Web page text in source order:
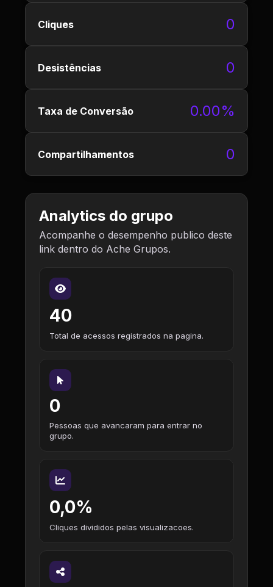
Cliques 0
Desistências 0
Taxa de Conversão 0.00%
Compartilhamentos 0
Analytics do grupo
Acompanhe o desempenho publico deste
link dentro do Ache Grupos.
40
Total de acessos registrados na pagina.
0
Pessoas que avancaram para entrar no
grupo.
0,0%
Cliques divididos pelas visualizacoes.